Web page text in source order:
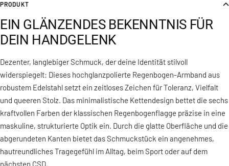
PRODUKT
EIN GLÄNZENDES BEKENNTNIS FÜR
DEIN HANDGELENK
Dezenter, langlebiger Schmuck, der deine Identität stilvoll
widerspiegelt: Dieses hochglanzpolierte Regenbogen-Armband aus
robustem Edelstahl setzt ein zeitloses Zeichen für Toleranz, Vielfalt
und queeren Stolz. Das minimalistische Kettendesign bettet die sechs
kraftvollen Farben der klassischen Regenbogenflagge präzise in eine
maskuline, strukturierte Optik ein. Durch die glatte Oberfläche und die
abgerundeten Kanten bietet das Schmuckstück ein angenehmes,
hautreundliches Tragegefühl im Alltag, beim Sport oder auf dem
nächsten CSD.